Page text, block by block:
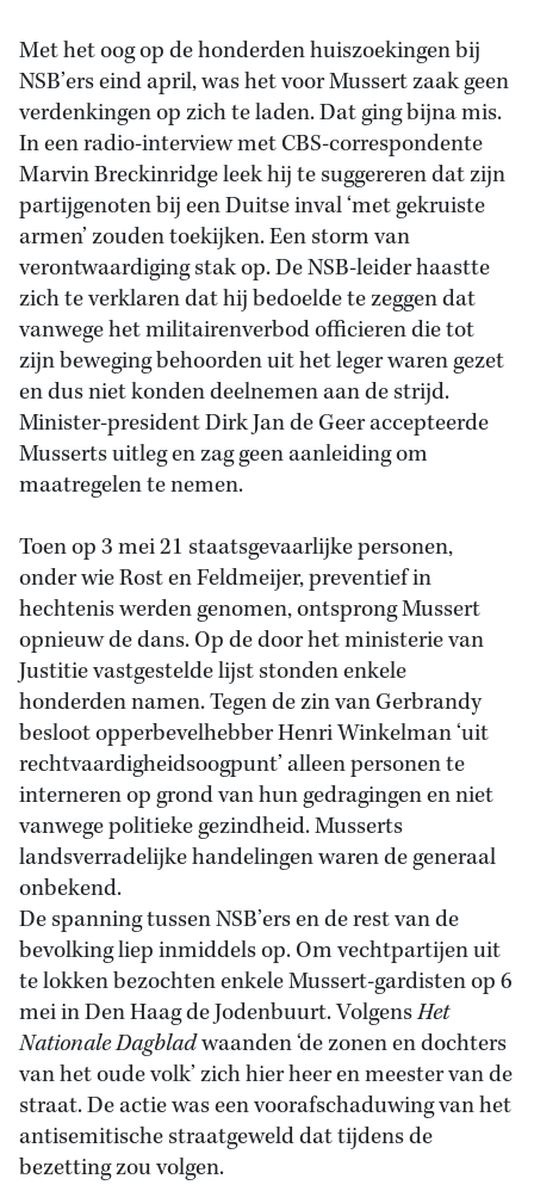
Met het oog op de honderden huiszoekingen bij
NSB’ers eind april, was het voor Mussert zaak geen
verdenkingen op zich te laden. Dat ging bijna mis.
In een radio-interview met CBS-correspondente
Marvin Breckinridge leek hij te suggereren dat zijn
partijgenoten bij een Duitse inval ‘met gekruiste
armen’ zouden toekijken. Een storm van
verontwaardiging stak op. De NSB-leider haastte
zich te verklaren dat hij bedoelde te zeggen dat
vanwege het militairenverbod officieren die tot
zijn beweging behoorden uit het leger waren gezet
en dus niet konden deelnemen aan de strijd.
Minister-president Dirk Jan de Geer accepteerde
Musserts uitleg en zag geen aanleiding om
maatregelen te nemen.
Toen op 3 mei 21 staatsgevaarlijke personen,
onder wie Rost en Feldmeijer, preventief in
hechtenis werden genomen, ontsprong Mussert
opnieuw de dans. Op de door het ministerie van
Justitie vastgestelde lijst stonden enkele
honderden namen. Tegen de zin van Gerbrandy
besloot opperbevelhebber Henri Winkelman ‘uit
rechtvaardigheidsoogpunt’ alleen personen te
interneren op grond van hun gedragingen en niet
vanwege politieke gezindheid. Musserts
landsverradelijke handelingen waren de generaal
onbekend.
De spanning tussen NSB’ers en de rest van de
bevolking liep inmiddels op. Om vechtpartijen uit
te lokken bezochten enkele Mussert-gardisten op 6
mei in Den Haag de Jodenbuurt. VolgensHet
Nationale Dagbladwaanden ‘de zonen en dochters
van het oude volk’ zich hier heer en meester van de
straat. De actie was een voorafschaduwing van het
antisemitische straatgeweld dat tijdens de
bezetting zou volgen.